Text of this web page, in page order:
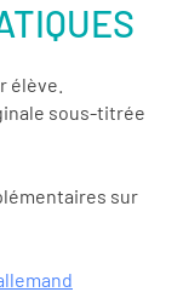
élève.
sous-titrée
sur